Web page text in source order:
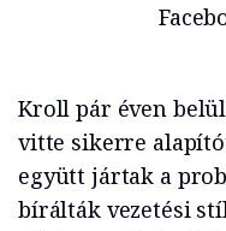
Kroll pár éven
vitte sikerre
együtt jártak a
bírálták vezetési